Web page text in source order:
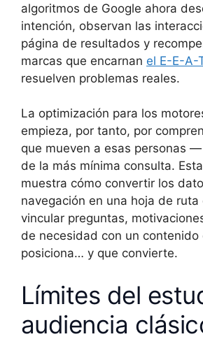
algoritmos de Google ahora
intención, observan las
página de resultados y
marcas que encarnan el E-E-A-
resuelven problemas reales.
La optimización para los
empieza, por tanto, por
que mueven a esas personas
de la más mínima consulta.
muestra cómo convertir los
navegación en una hoja de ruta
vincular preguntas,
de necesidad con un contenido
posiciona… y que convierte.
Límites del
audiencia